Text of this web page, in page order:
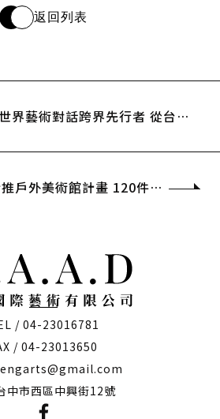
返回列表
界藝術對話跨界先行者 從台灣
戶外美術館計畫 120件大
/ 04-23016781
/ 04-23013650
中市西區中興街12號